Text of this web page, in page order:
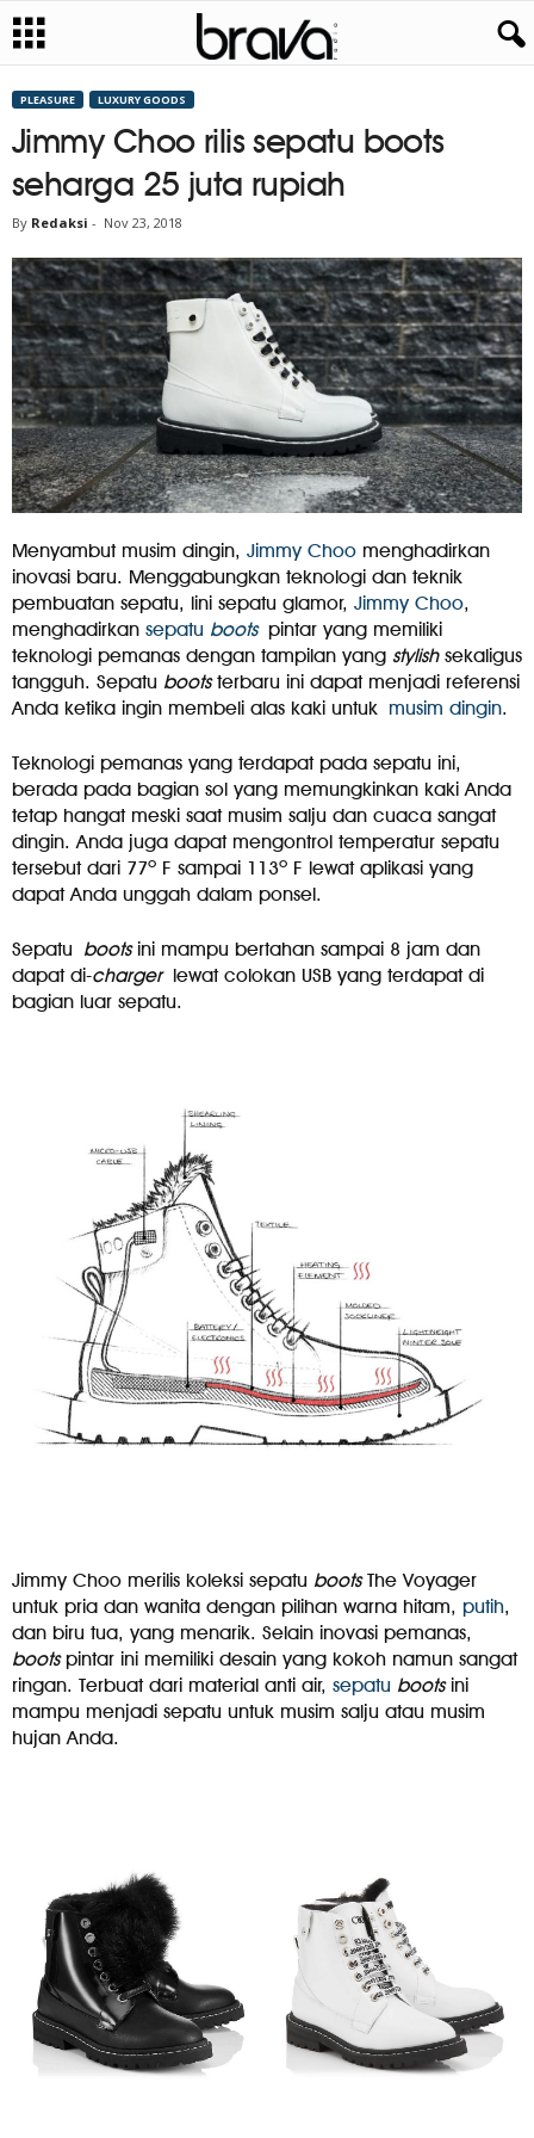
PLEASURE LUXURY GOODS
Jimmy Choo rilis sepatu boots
seharga 25 juta rupiah
By Redaksi - Nov 23, 2018
Menyambut musim dingin, Jimmy Choo menghadirkan
inovasi baru. Menggabungkan teknologi dan teknik
pembuatan sepatu, lini sepatu glamor, Jimmy Choo,
menghadirkan sepatu bootspintar yang memiliki
teknologi pemanas dengan tampilan yang stylishsekaligus
tangguh. Sepatu bootsterbaru ini dapat menjadi referensi
Anda ketika ingin membeli alas kaki untuk musim dingin.
Teknologi pemanas yang terdapat pada sepatu ini,
berada pada bagian sol yang memungkinkan kaki Anda
tetap hangat meski saat musim salju dan cuaca sangat
dingin. Anda juga dapat mengontrol temperatur sepatu
tersebut dari 77º F sampai 113º F lewat aplikasi yang
dapat Anda unggah dalam ponsel.
Sepatu bootsini mampu bertahan sampai 8 jam dan
dapat di-chargerlewat colokan USB yang terdapat di
bagian luar sepatu.
Jimmy Choo merilis koleksi sepatu bootsThe Voyager
untuk pria dan wanita dengan pilihan warna hitam, putih,
dan biru tua, yang menarik. Selain inovasi pemanas,
bootspintar ini memiliki desain yang kokoh namun sangat
ringan. Terbuat dari material anti air, sepatu bootsini
mampu menjadi sepatu untuk musim salju atau musim
hujan Anda.